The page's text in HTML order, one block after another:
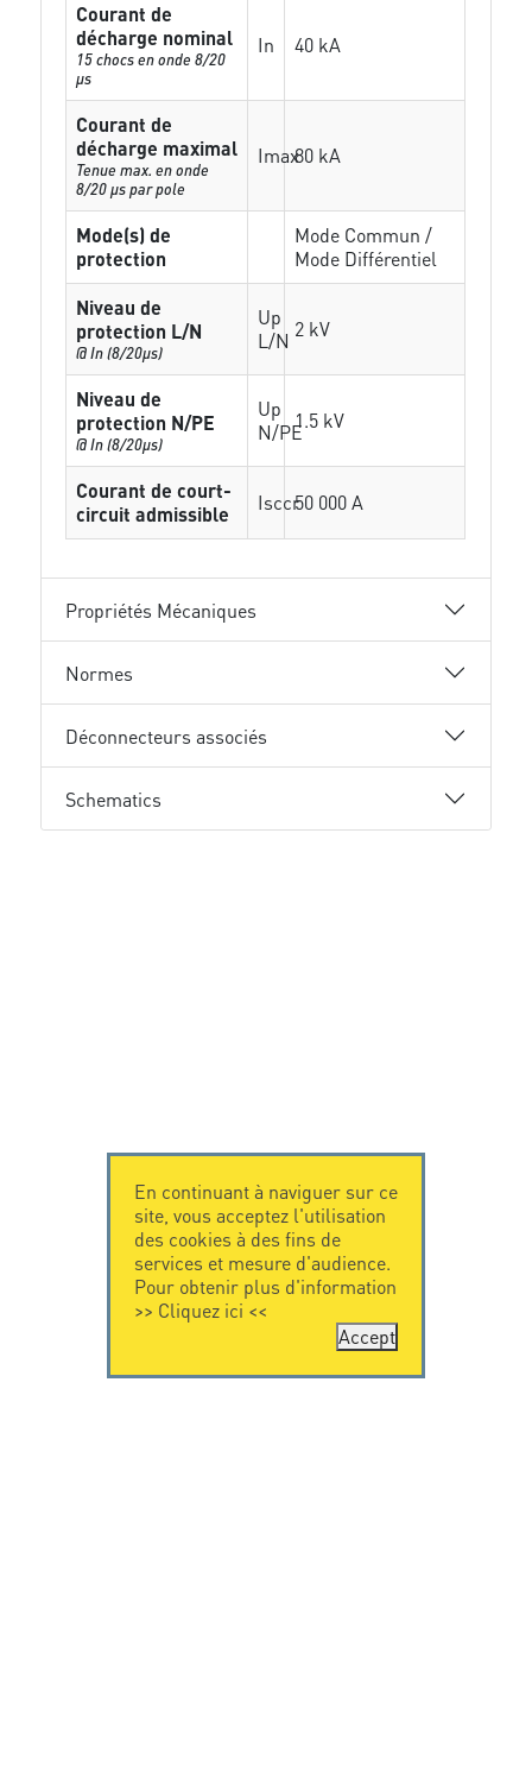
Courant de
décharge nominal
15 chocs en onde 8/20
µs
In 40 kA
Courant de
décharge maximal
Tenue max. en onde
8/20 µs par pole
Imax80 kA
Mode(s) de
protection
Mode Commun /
Mode Différentiel
Niveau de
protection L/N
@ In (8/20µs)
Up
L/N 2 kV
Niveau de
protection N/PE
@ In (8/20µs)
Up
N/PE1.5 kV
Courant de court-
circuit admissible
Isccr50 000 A
Propriétés Mécaniques
Normes
Déconnecteurs associés
Schematics
En continuant à naviguer sur ce
site, vous acceptez l'utilisation
des cookies à des fins de
services et mesure d'audience.
Pour obtenir plus d'information
>> Cliquez ici <<
Accept